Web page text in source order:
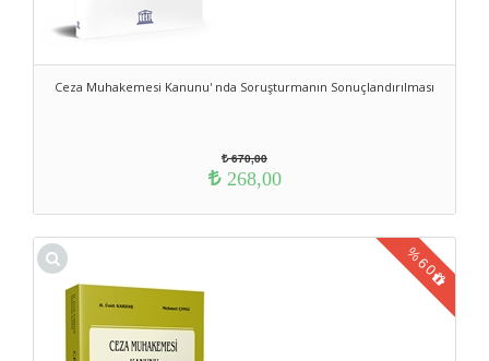
Ceza Muhakemesi Kanunu' nda Soruşturmanın Sonuçlandırılması
670,00
268,00
%
60